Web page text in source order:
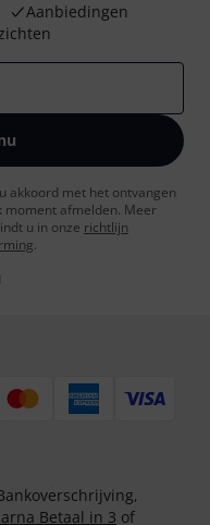
Aanbiedingen
akkoord met het ontvangen
moment afmelden. Meer
u in onze richtlijn
.
Betaal in 3 of